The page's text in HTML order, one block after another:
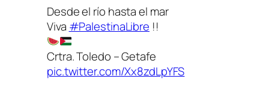
Desde el río hasta el mar
Viva #PalestinaLibre !!
Crtra. Toledo – Getafe
pic.twitter.com/Xx8zdLpYFS